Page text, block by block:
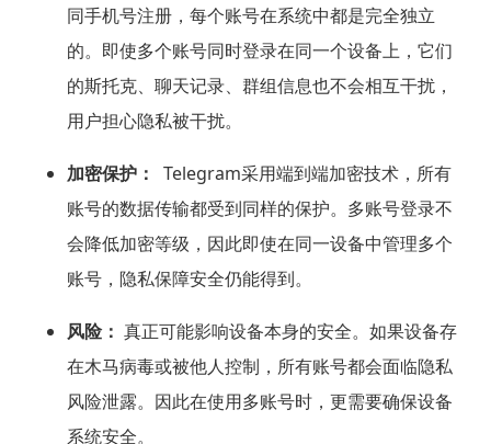
同手机号注册，每个账号在系统中都是完全独立
的。即使多个账号同时登录在同一个设备上，它们
的斯托克、聊天记录、群组信息也不会相互干扰，
用户担心隐私被干扰。
加密保护：
Telegram采用端到端加密技术，所有
账号的数据传输都受到同样的保护。多账号登录不
会降低加密等级，因此即使在同一设备中管理多个
账号，隐私保障安全仍能得到。
风险： 真正可能影响设备本身的安全。如果设备存
在木马病毒或被他人控制，所有账号都会面临隐私
风险泄露。因此在使用多账号时，更需要确保设备
系统安全。